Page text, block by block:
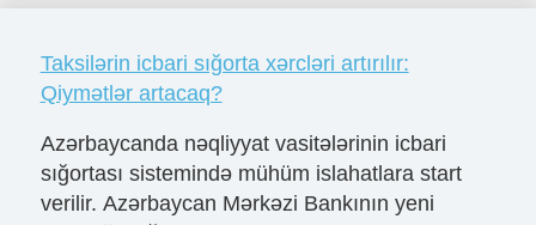
Taksilərin icbari sığorta xərcləri artırılır:
Qiymətlər artacaq?
Azərbaycanda nəqliyyat vasitələrinin icbari
sığortası sistemində mühüm islahatlara start
verilir. Azərbaycan Mərkəzi Bankının yeni